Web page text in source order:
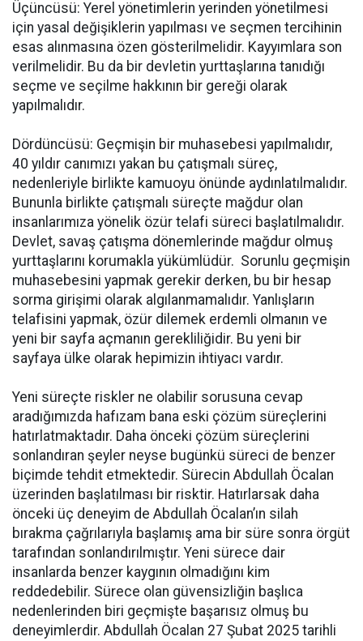
Üçüncüsü: Yerel yönetimlerin yerinden yönetilmesi
için yasal değişiklerin yapılması ve seçmen tercihinin
esas alınmasına özen gösterilmelidir. Kayyımlara son
verilmelidir. Bu da bir devletin yurttaşlarına tanıdığı
seçme ve seçilme hakkının bir gereği olarak
yapılmalıdır.
Dördüncüsü: Geçmişin bir muhasebesi yapılmalıdır,
40 yıldır canımızı yakan bu çatışmalı süreç,
nedenleriyle birlikte kamuoyu önünde aydınlatılmalıdır.
Bununla birlikte çatışmalı süreçte mağdur olan
insanlarımıza yönelik özür telafi süreci başlatılmalıdır.
Devlet, savaş çatışma dönemlerinde mağdur olmuş
yurttaşlarını korumakla yükümlüdür. Sorunlu geçmişin
muhasebesini yapmak gerekir derken, bu bir hesap
sorma girişimi olarak algılanmamalıdır. Yanlışların
telafisini yapmak, özür dilemek erdemli olmanın ve
yeni bir sayfa açmanın gerekliliğidir. Bu yeni bir
sayfaya ülke olarak hepimizin ihtiyacı vardır.
Yeni süreçte riskler ne olabilir sorusuna cevap
aradığımızda hafızam bana eski çözüm süreçlerini
hatırlatmaktadır. Daha önceki çözüm süreçlerini
sonlandıran şeyler neyse bugünkü süreci de benzer
biçimde tehdit etmektedir. Sürecin Abdullah Öcalan
üzerinden başlatılması bir risktir. Hatırlarsak daha
önceki üç deneyim de Abdullah Öcalan’ın silah
bırakma çağrılarıyla başlamış ama bir süre sonra örgüt
tarafından sonlandırılmıştır. Yeni sürece dair
insanlarda benzer kaygının olmadığını kim
reddedebilir. Sürece olan güvensizliğin başlıca
nedenlerinden biri geçmişte başarısız olmuş bu
deneyimlerdir. Abdullah Öcalan 27 Şubat 2025 tarihli